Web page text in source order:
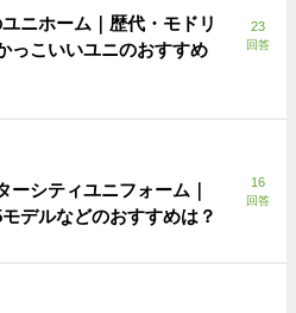
ニホーム｜歴代・モドリ
っこいいユニのおすすめ
23
回答
ーシティユニフォーム｜
デルなどのおすすめは？
16
回答